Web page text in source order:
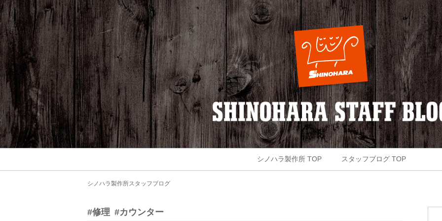
シノハラ製作所 TOP スタッフブログ TOP
シノハラ製作所スタッフブログ
#修理 #カウンター